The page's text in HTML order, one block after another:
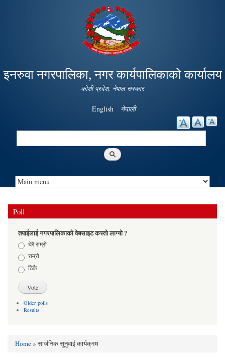
Skip to
main
content
इनरुवा नगरपालिका, नगर कार्यपालिकाको कार्यालय
कोशी प्रदेश, नेपाल सरकार
English नेपाली
Search
Poll
तपाईलाई नगरपालिकाको वेबसाइट कस्तो लाग्यो ?
Choicesधेरै राम्रो
राम्रो
ठिकै
Older polls
Results
Home» सार्जनिक सुनुवाई कार्यक्रम